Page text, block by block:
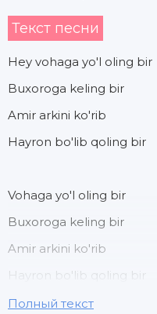
Текст песни
Hey vohaga yo'l oling bir
Buxoroga keling bir
Amir arkini ko'rib
Hayron bo'lib qoling bir
Vohaga yo'l oling bir
Buxoroga keling bir
Amir arkini ko'rib
Hayron bo'lib qoling bir
Полный текст